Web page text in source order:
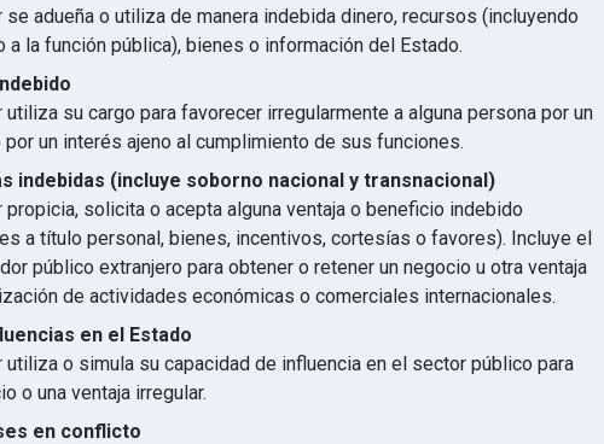
adueña o utiliza de manera indebida dinero, recursos (incluyendo
a la función pública), bienes o información del Estado.
su cargo para favorecer irregularmente a alguna persona por un
un interés ajeno al cumplimiento de sus funciones.
indebidas (incluye soborno nacional y transnacional)
propicia, solicita o acepta alguna ventaja o beneficio indebido
a título personal, bienes, incentivos, cortesías o favores). Incluye el
público extranjero para obtener o retener un negocio u otra ventaja
de actividades económicas o comerciales internacionales.
en el Estado
utiliza o simula su capacidad de influencia en el sector público para
o una ventaja irregular.
en conflicto